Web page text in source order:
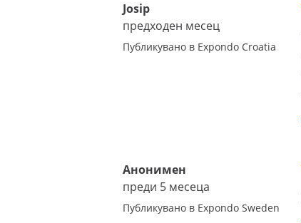
Josip
предходен месец
Публикувано в Expondo Croatia
Анонимен
преди 5 месеца
Публикувано в Expondo Sweden